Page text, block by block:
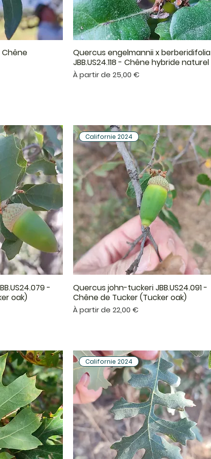
Aperçu rapide
Quercus engelmannii x berberidifolia
JBB.US24.118 - Chêne hybride naturel
À partir de 25,00 €
Prix promotionnel
-
oak)
Aperçu rapide
Californie 2024
Quercus john-tuckeri JBB.US24.091 -
Chêne de Tucker (Tucker oak)
À partir de 22,00 €
Prix promotionnel
Californie 2024